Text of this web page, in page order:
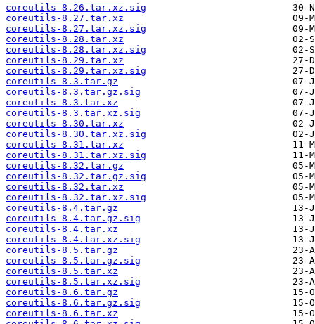
coreutils-8.26.tar.xz.sig
coreutils-8.27.tar.xz
coreutils-8.27.tar.xz.sig
coreutils-8.28.tar.xz
coreutils-8.28.tar.xz.sig
coreutils-8.29.tar.xz
coreutils-8.29.tar.xz.sig
coreutils-8.3.tar.gz
coreutils-8.3.tar.gz.sig
coreutils-8.3.tar.xz
coreutils-8.3.tar.xz.sig
coreutils-8.30.tar.xz
coreutils-8.30.tar.xz.sig
coreutils-8.31.tar.xz
coreutils-8.31.tar.xz.sig
coreutils-8.32.tar.gz
coreutils-8.32.tar.gz.sig
coreutils-8.32.tar.xz
coreutils-8.32.tar.xz.sig
coreutils-8.4.tar.gz
coreutils-8.4.tar.gz.sig
coreutils-8.4.tar.xz
coreutils-8.4.tar.xz.sig
coreutils-8.5.tar.gz
coreutils-8.5.tar.gz.sig
coreutils-8.5.tar.xz
coreutils-8.5.tar.xz.sig
coreutils-8.6.tar.gz
coreutils-8.6.tar.gz.sig
coreutils-8.6.tar.xz